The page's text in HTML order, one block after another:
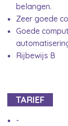
belangen.
Zeer goede
Goede
Rijbewijs B
TARIEF
-